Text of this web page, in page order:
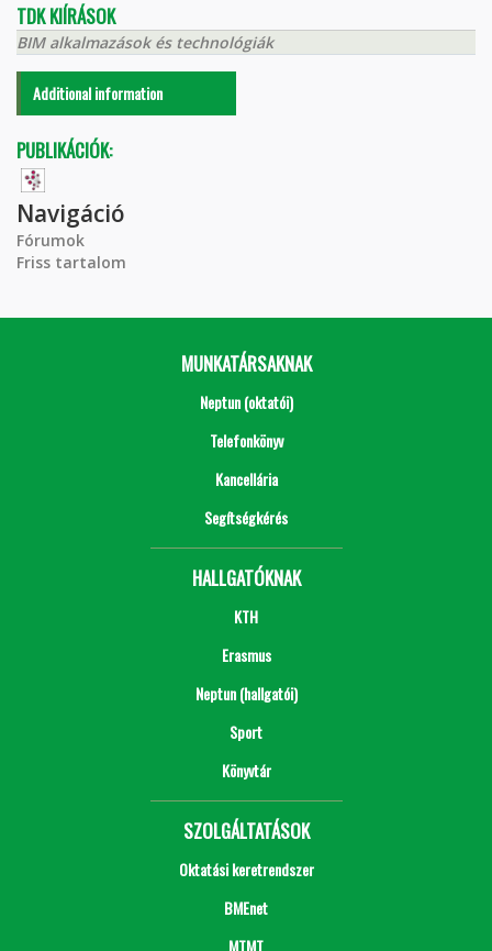
TDK KIÍRÁSOK
BIM alkalmazások és technológiák
Additional information
PUBLIKÁCIÓK:
Navigáció
Fórumok
Friss tartalom
MUNKATÁRSAKNAK
Neptun (oktatói)
Telefonkönyv
Kancellária
Segítségkérés
HALLGATÓKNAK
KTH
Erasmus
Neptun (hallgatói)
Sport
Könyvtár
SZOLGÁLTATÁSOK
Oktatási keretrendszer
BMEnet
MTMT